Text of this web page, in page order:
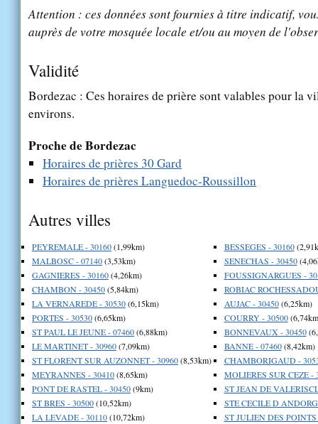
Attention : ces données sont fournies à titre indicatif,
auprès de votre mosquée locale et/ou au moyen de
Validité
Bordezac : Ces horaires de prière sont valables pour la
environs.
Proche de Bordezac
Horaires de prières 30 Gard
Horaires de prières Languedoc-Roussillon
Autres villes
PEYREMALE - 30160(1,99km)
MALBOSC - 07140(3,53km)
GAGNIERES - 30160(4,26km)
CHAMBON - 30450(5,84km)
LA VERNAREDE - 30530(6,15km)
PORTES - 30530(6,65km)
ST PAUL LE JEUNE - 07460(6,88km)
LE MARTINET - 30960(7,09km)
ST FLORENT SUR AUZONNET - 30960(8,53km)
MEYRANNES - 30410(8,65km)
PONT DE RASTEL - 30450(9km)
ST BRES - 30500(10,52km)
LA LEVADE - 30110(10,72km)
BESSEGES - 30160
SENECHAS - 30450
FOUSSIGNARGUES -
ROBIAC
AUJAC - 30450(6,25km)
COURRY - 30500
BONNEVAUX - 30450
BANNE - 07460(8,42km)
CHAMBORIGAUD -
MOLIERES SUR CEZE -
ST JEAN DE
STE CECILE D
ST JULIEN DES POINTS